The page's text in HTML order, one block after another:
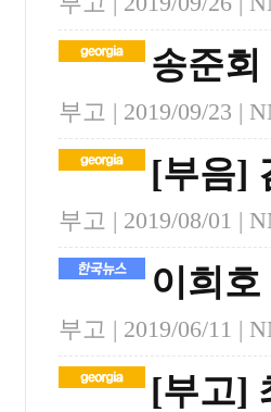
송준
부고 | 2019/09/23 |
[부음]
부고 | 2019/08/01 |
이희
부고 | 2019/06/11 |
[부고]